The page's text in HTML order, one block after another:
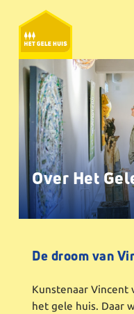
naar
inhoud
Over Het
De droom van
Kunstenaar Vincent
het gele huis. Daar